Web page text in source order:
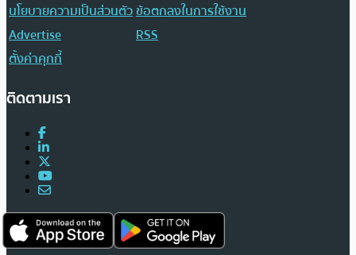
นโยบายความเป็นส่วนตัวข้อตกลงในการใช้งาน
Advertise
RSS
ตั้งค่าคุกกี้
ติดตามเรา